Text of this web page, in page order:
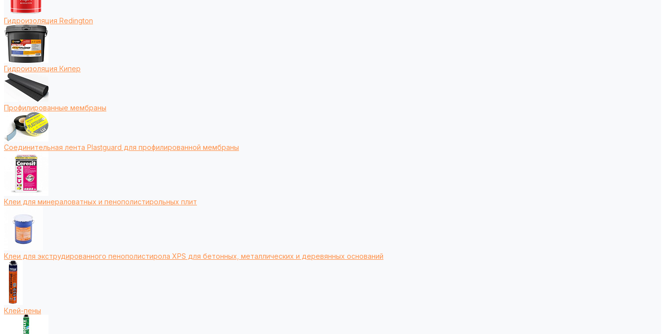
Гидроизоляция Redington
Гидроизоляция Кипер
Профилированные мембраны
Соединительная лента Plastguard для профилированной мембраны
Клеи для минераловатных и пенополистирольных плит
Клеи для экструдированного пенополистирола XPS для бетонных, металлических и деревянных оснований
Клей-пены